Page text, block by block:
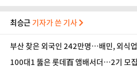
최승근 기자가 쓴 기사
부산 찾은 외국인 242만명…배민, 외식
100대1 뚫은 롯데百 앰배서더…2기 모